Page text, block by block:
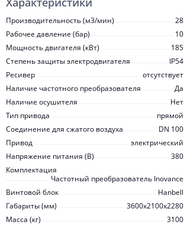
Производительность (м3/мин)
28
Рабочее давление (бар)
10
Мощность двигателя (кВт)
185
Степень защиты электродвигателя
IP54
Ресивер
отсутствует
Наличие частотного преобразователя
Да
Наличие осушителя
Нет
Тип привода
прямой
Соединение для сжатого воздуха
DN 100
Привод
электрический
Напряжение питания (В)
380
Комплектация
Частотный преобразователь Inovanсe
Винтовой блок
Hanbell
Габариты (мм)
3600x2100x2280
Масса (кг)
3100